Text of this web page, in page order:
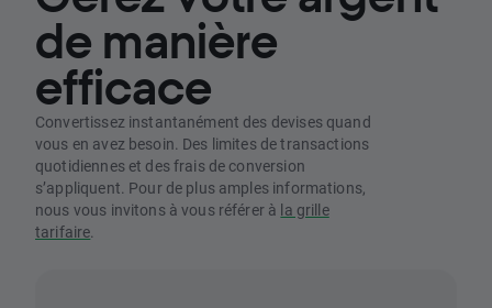
de manière
efficace
Convertissez instantanément des devises quand
vous en avez besoin. Des limites de transactions
quotidiennes et des frais de conversion
s’appliquent. Pour de plus amples informations,
nous vous invitons à vous référer à la grille
tarifaire